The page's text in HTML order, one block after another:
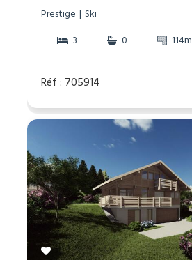
Prestige
Ski
3
0 114m
Réf : 705914